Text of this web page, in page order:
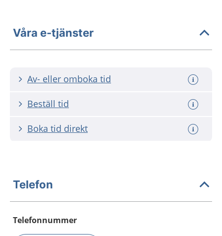
Våra e-tjänster
Av- eller omboka tid
Beställ tid
Boka tid direkt
Telefon
Telefonnummer